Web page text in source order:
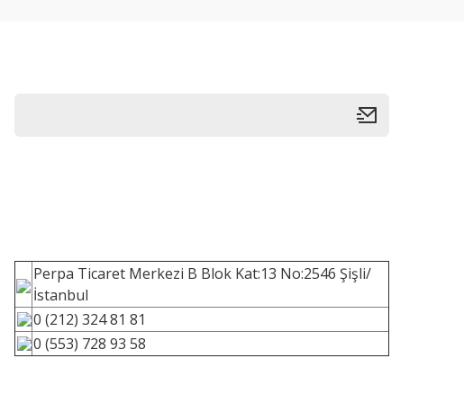
Perpa Ticaret Merkezi B Blok Kat:13 No:2546 Şişli/
İstanbul
0 (212) 324 81 81
0 (553) 728 93 58